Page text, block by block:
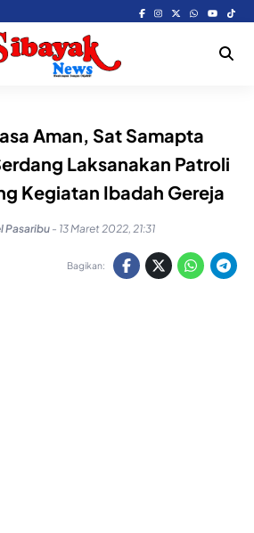
Aman, Sat Samapta
Laksanakan Patroli
Kegiatan Ibadah Gereja
Pasaribu - 13 Maret 2022, 21:31
Bagikan: